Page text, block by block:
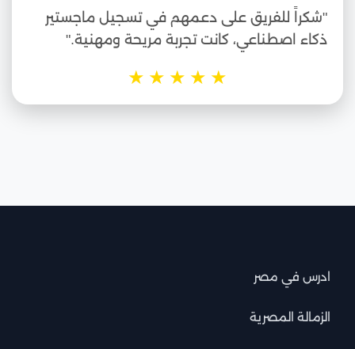
"شكراً للفريق على دعمهم في تسجيل ماجستير
ذكاء اصطناعي، كانت تجربة مريحة ومهنية."
★
★
★
★
★
ادرس في مصر
الزمالة المصرية